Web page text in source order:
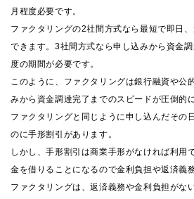
月程度必要です。
ファクタリングの2社間方式なら最短で即日
できます。3社間方式なら申し込みから資金
度の期間が必要です。
このように、ファクタリングは銀行融資や公
みから資金調達完了までのスピードが圧倒的
ファクタリングと同じように申し込んだその
のに手形割引があります。
しかし、手形割引は商業手形がなければ利用
金を借りることになるので金利負担や返済義
ファクタリングは、返済義務や金利負担がな